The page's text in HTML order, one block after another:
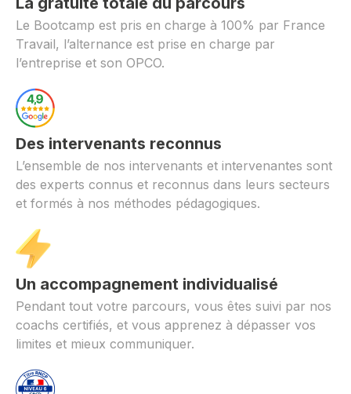
Le Bootcamp est pris en charge à 100% par France
Travail, l’alternance est prise en charge par
l’entreprise et son OPCO.
Des intervenants reconnus
L’ensemble de nos intervenants et intervenantes sont
des experts connus et reconnus dans leurs secteurs
et formés à nos méthodes pédagogiques.
Un accompagnement individualisé
Pendant tout votre parcours, vous êtes suivi par nos
coachs certifiés, et vous apprenez à dépasser vos
limites et mieux communiquer.